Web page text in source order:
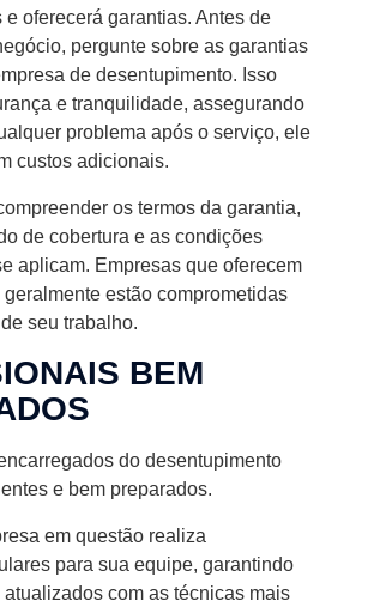
oferecerá garantias. Antes de
pergunte sobre as garantias
de desentupimento. Isso
e tranquilidade, assegurando
problema após o serviço, ele
custos adicionais.
os termos da garantia,
de cobertura e as condições
aplicam. Empresas que oferecem
estão comprometidas
seu trabalho.
BEM
do desentupimento
e bem preparados.
em questão realiza
para sua equipe, garantindo
com as técnicas mais